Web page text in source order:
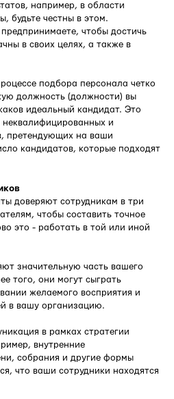
например, в области
будьте честны в этом.
чтобы достичь
в своих целях, а также в
подбора персонала четко
должность (должности) вы
идеальный кандидат. Это
неквалифицированных и
претендующих на ваши
кандидатов, которые подходят
доверяют сотрудникам в три
чтобы составить точное
это - работать в той или иной
значительную часть вашего
того, они могут сыграть
желаемого восприятия и
в вашу организацию.
в рамках стратегии
внутренние
собрания и другие формы
что ваши сотрудники находятся